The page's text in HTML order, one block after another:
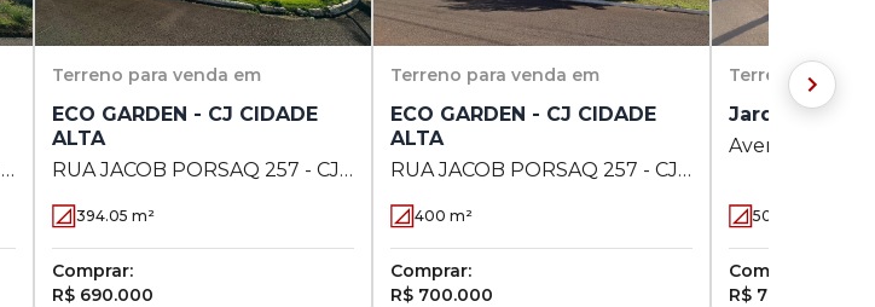
Terreno para venda em
ECO GARDEN - CJ CIDADE
ALTA
RUA JACOB PORSAQ 257 - CJ
394.05 m²
Comprar:
R$ 690.000
Terreno para venda em
ECO GARDEN - CJ CIDADE
ALTA
RUA JACOB PORSAQ 257 - CJ
400 m²
Comprar:
R$ 700.000
Terreno para
Jardim
Avenida
507
Comprar:
R$ 700.000